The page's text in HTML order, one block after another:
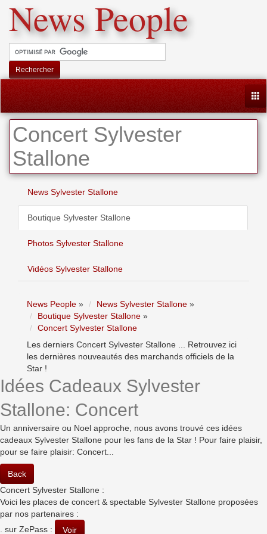
News People
Rechercher
Concert Sylvester
Stallone
News Sylvester Stallone
Boutique Sylvester Stallone
Photos Sylvester Stallone
Vidéos Sylvester Stallone
News People » News Sylvester Stallone »
Boutique Sylvester Stallone »
Concert Sylvester Stallone
Les derniers Concert Sylvester Stallone ... Retrouvez ici
les dernières nouveautés des marchands officiels de la
Star !
Idées Cadeaux Sylvester
Stallone: Concert
Un anniversaire ou Noel approche, nous avons trouvé ces idées
cadeaux Sylvester Stallone pour les fans de la Star ! Pour faire plaisir,
pour se faire plaisir: Concert...
Back
Concert Sylvester Stallone :
Voici les places de concert & spectable Sylvester Stallone proposées
par nos partenaires :
. sur ZePass :
Voir